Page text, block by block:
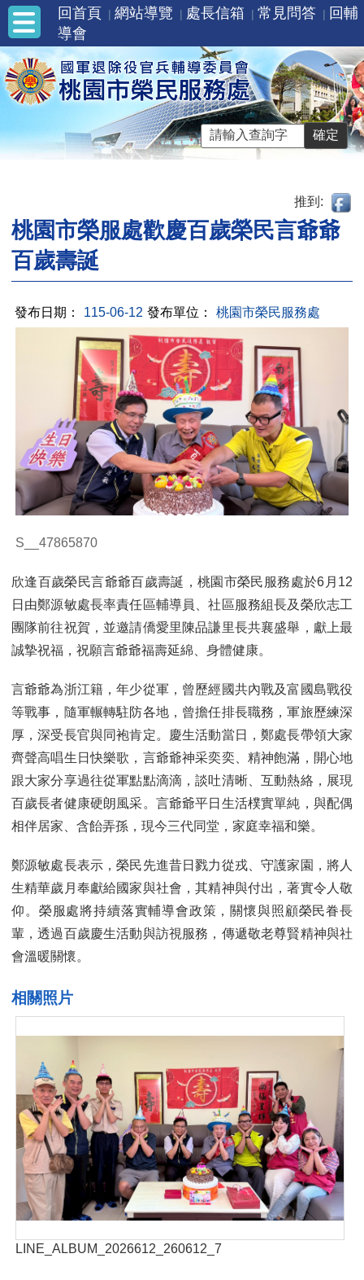
回首頁 網站導覽 處長信箱 常見問答
回輔
導會
推到:
桃園市榮服處歡慶百歲榮民言爺爺
百歲壽誕
發布日期： 115-06-12 發布單位： 桃園市榮民服務處
S__47865870
欣逢百歲榮民言爺爺百歲壽誕，桃園市榮民服務處於6月12
日由鄭源敏處長率責任區輔導員、社區服務組長及榮欣志工
團隊前往祝賀，並邀請僑愛里陳品謙里長共襄盛舉，獻上最
誠摯祝福，祝願言爺爺福壽延綿、身體健康。
言爺爺為浙江籍，年少從軍，曾歷經國共內戰及富國島戰役
等戰事，隨軍輾轉駐防各地，曾擔任排長職務，軍旅歷練深
厚，深受長官與同袍肯定。慶生活動當日，鄭處長帶領大家
齊聲高唱生日快樂歌，言爺爺神采奕奕、精神飽滿，開心地
跟大家分享過往從軍點點滴滴，談吐清晰、互動熱絡，展現
百歲長者健康硬朗風采。言爺爺平日生活樸實單純，與配偶
相伴居家、含飴弄孫，現今三代同堂，家庭幸福和樂。
鄭源敏處長表示，榮民先進昔日戮力從戎、守護家園，將人
生精華歲月奉獻給國家與社會，其精神與付出，著實令人敬
仰。榮服處將持續落實輔導會政策，關懷與照顧榮民眷長
輩，透過百歲慶生活動與訪視服務，傳遞敬老尊賢精神與社
會溫暖關懷。
相關照片
LINE_ALBUM_2026612_260612_7